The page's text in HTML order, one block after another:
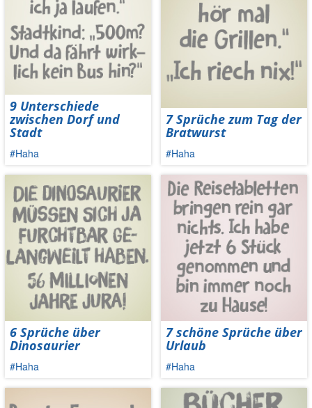
9 Unterschiede
zwischen Dorf und
Stadt
#Haha
6 Sprüche über
Dinosaurier
#Haha
7 Sprüche zum Tag der
Bratwurst
#Haha
7 schöne Sprüche über
Urlaub
#Haha